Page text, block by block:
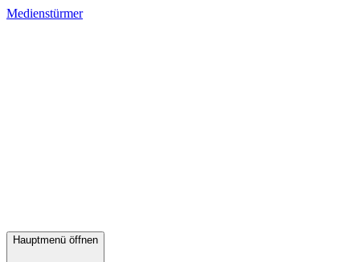
Medienstürmer
Hauptmenü öffnen